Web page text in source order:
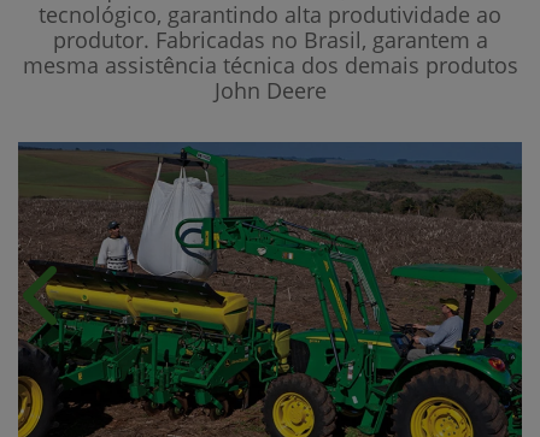
tecnológico, garantindo alta produtividade ao
produtor. Fabricadas no Brasil, garantem a
mesma assistência técnica dos demais produtos
John Deere
Anterior